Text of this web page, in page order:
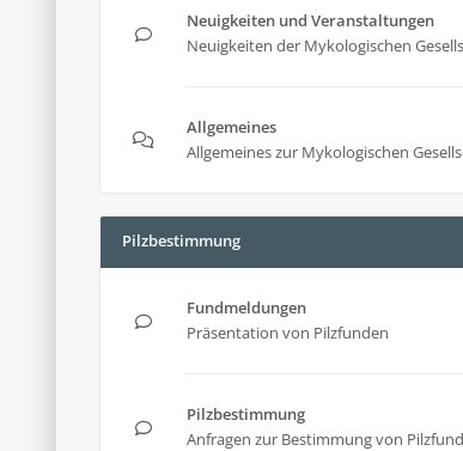
Neuigkeiten und Veranstaltungen
Neuigkeiten der Mykologischen
Allgemeines
Allgemeines zur Mykologischen
Pilzbestimmung
Fundmeldungen
Präsentation von Pilzfunden
Pilzbestimmung
Anfragen zur Bestimmung von